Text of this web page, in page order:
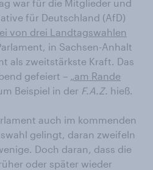
war für die Mitglieder und
für Deutschland (AfD)
von drei Landtagswahlen
in Sachsen-Anhalt
als zweitstärkste Kraft. Das
gefeiert – „am Rande
Beispiel in der F.A.Z. hieß.
auch im kommenden
gelingt, daran zweifeln
Doch daran, dass die
oder später wieder